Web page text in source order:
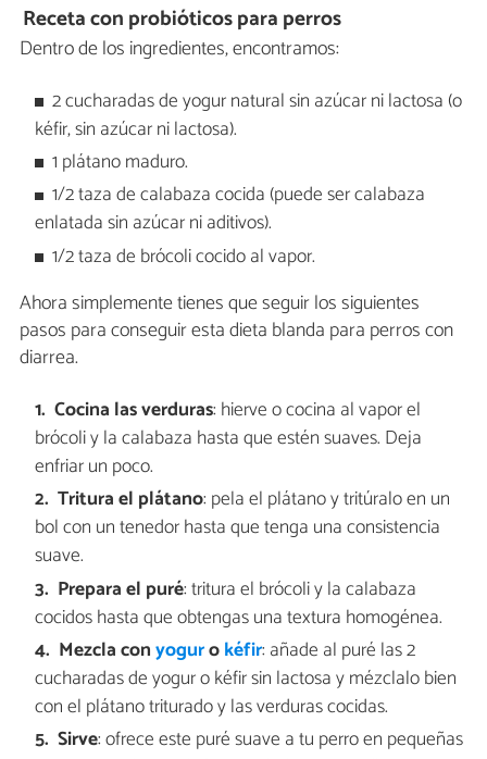
Receta con probióticos para perros
Dentro de los ingredientes, encontramos:
2 cucharadas de yogur natural sin azúcar ni lactosa (o
kéfir, sin azúcar ni lactosa).
1 plátano maduro.
1/2 taza de calabaza cocida (puede ser calabaza
enlatada sin azúcar ni aditivos).
1/2 taza de brócoli cocido al vapor.
Ahora simplemente tienes que seguir los siguientes
pasos para conseguir esta dieta blanda para perros con
diarrea.
Cocina las verduras: hierve o cocina al vapor el
brócoli y la calabaza hasta que estén suaves. Deja
enfriar un poco.
Tritura el plátano: pela el plátano y tritúralo en un
bol con un tenedor hasta que tenga una consistencia
suave.
Prepara el puré: tritura el brócoli y la calabaza
cocidos hasta que obtengas una textura homogénea.
Mezcla conyogurokéfir: añade al puré las 2
cucharadas de yogur o kéfir sin lactosa y mézclalo bien
con el plátano triturado y las verduras cocidas.
Sirve: ofrece este puré suave a tu perro en pequeñas